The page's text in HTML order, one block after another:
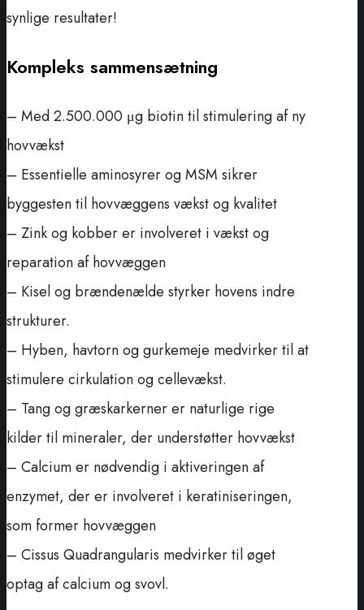
synlige resultater!
Kompleks sammensætning
– Med 2.500.000 μg biotin til stimulering af ny
hovvækst
– Essentielle aminosyrer og MSM sikrer
byggesten til hovvæggens vækst og kvalitet
– Zink og kobber er involveret i vækst og
reparation af hovvæggen
– Kisel og brændenælde styrker hovens indre
strukturer.
– Hyben, havtorn og gurkemeje medvirker til at
stimulere cirkulation og cellevækst.
– Tang og græskarkerner er naturlige rige
kilder til mineraler, der understøtter hovvækst
– Calcium er nødvendig i aktiveringen af
enzymet, der er involveret i keratiniseringen,
som former hovvæggen
– Cissus Quadrangularis medvirker til øget
optag af calcium og svovl.